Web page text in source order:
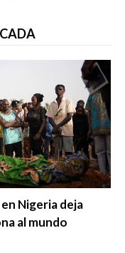
Nigeria deja
al mundo